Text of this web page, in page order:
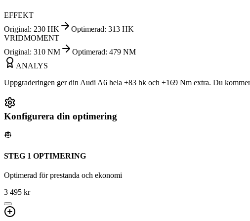
EFFEKT
Original: 230 HK Optimerad: 313 HK
VRIDMOMENT
Original: 310 NM Optimerad: 479 NM
ANALYS
Uppgraderingen ger din Audi A6 hela +83 hk och +169 Nm extra. Du
Konfigurera din optimering
STEG 1 OPTIMERING
Optimerad för prestanda och ekonomi
3 495 kr